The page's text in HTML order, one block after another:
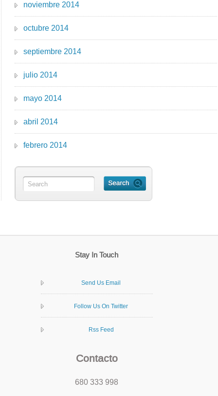
noviembre 2014
octubre 2014
septiembre 2014
julio 2014
mayo 2014
abril 2014
febrero 2014
Stay In Touch
Send Us Email
Follow Us On Twitter
Rss Feed
Contacto
680 333 998